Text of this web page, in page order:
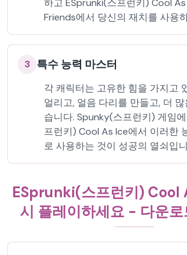
하고 ESprunki(스프런키) Cool
Friends에서 당신의 재치를 사용
3 특수 능력 마스터
각 캐릭터는 고유한 힘을 가지고
얼리고, 얼음 다리를 만들고, 더
습니다. Spunky(스프런키) 게임
프런키) Cool As Ice에서 이러한
로 사용하는 것이 성공의 열쇠입
ESprunki(스프런키) Cool
시 플레이하세요 - 다운